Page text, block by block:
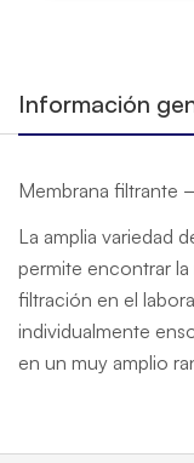
Información
Membrana filtrante
La amplia variedad
permite encontrar
filtración en el
individualmente
en un muy amplio